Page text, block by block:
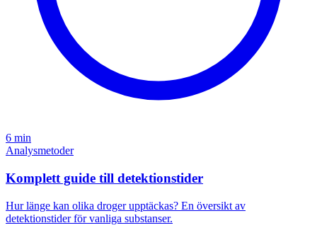
6 min
Analysmetoder
Komplett guide till detektionstider
Hur länge kan olika droger upptäckas? En översikt av
detektionstider för vanliga substanser.